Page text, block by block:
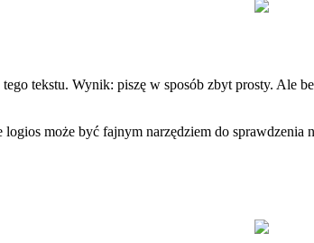
tekstu. Wynik: piszę w sposób zbyt prosty. Ale
może być fajnym narzędziem do